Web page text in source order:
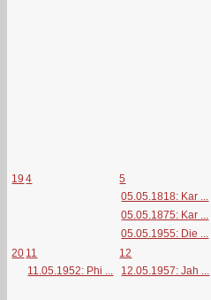
19 4
5
05.05.1818: Kar ...
05.05.1875: Kar ...
05.05.1955: Die ...
20 11
11.05.1952: Phi ...
12
12.05.1957: Jah ...